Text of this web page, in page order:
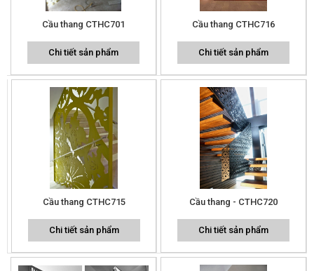
Cầu thang CTHC701
Chi tiết sản phẩm
Cầu thang CTHC716
Chi tiết sản phẩm
Cầu thang CTHC715
Chi tiết sản phẩm
Cầu thang - CTHC720
Chi tiết sản phẩm